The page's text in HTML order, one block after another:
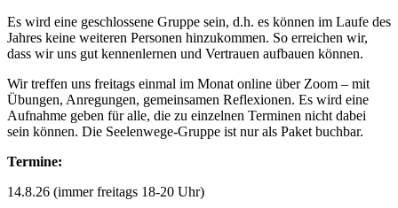
Es wird eine geschlossene Gruppe sein, d.h. es können im Laufe des
Jahres keine weiteren Personen hinzukommen. So erreichen wir,
dass wir uns gut kennenlernen und Vertrauen aufbauen können.
Wir treffen uns freitags einmal im Monat online über Zoom – mit
Übungen, Anregungen, gemeinsamen Reflexionen. Es wird eine
Aufnahme geben für alle, die zu einzelnen Terminen nicht dabei
sein können. Die Seelenwege-Gruppe ist nur als Paket buchbar.
Termine:
14.8.26 (immer freitags 18-20 Uhr)